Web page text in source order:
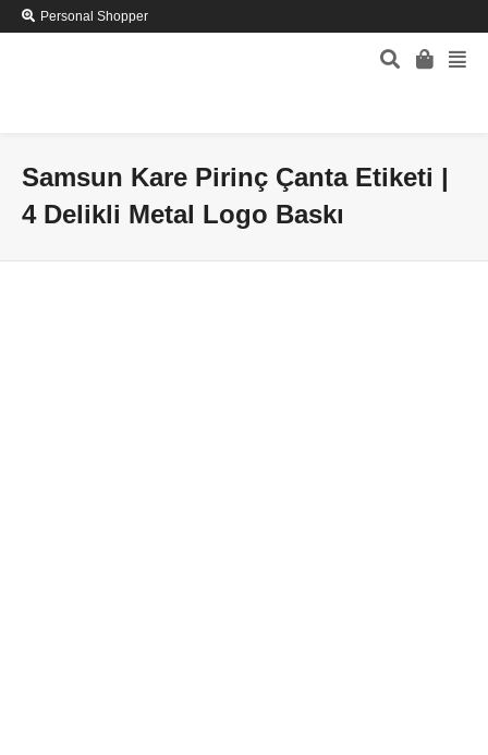
Personal Shopper
Samsun Kare Pirinç Çanta Etiketi |
4 Delikli Metal Logo Baskı